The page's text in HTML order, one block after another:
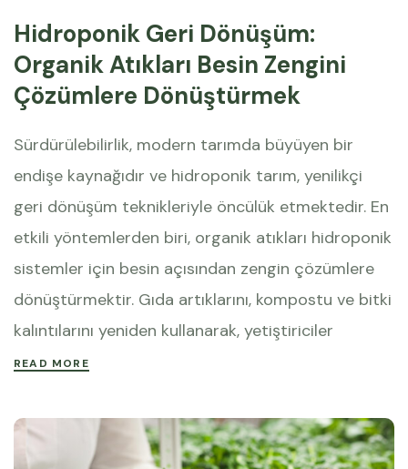
Hidroponik Geri Dönüşüm:
Organik Atıkları Besin Zengini
Çözümlere Dönüştürmek
Sürdürülebilirlik, modern tarımda büyüyen bir
endişe kaynağıdır ve hidroponik tarım, yenilikçi
geri dönüşüm teknikleriyle öncülük etmektedir. En
etkili yöntemlerden biri, organik atıkları hidroponik
sistemler için besin açısından zengin çözümlere
dönüştürmektir. Gıda artıklarını, kompostu ve bitki
kalıntılarını yeniden kullanarak, yetiştiriciler
READ MORE